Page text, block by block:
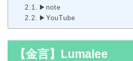
▶note
▶YouTube
【金言】Lumalee